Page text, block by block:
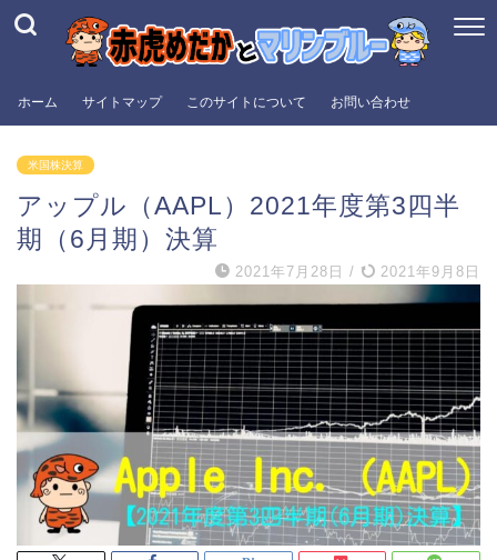
ホーム サイトマップ このサイトについて お問い合わせ
米国株決算
アップル（AAPL）2021年度第3四半
期（6月期）決算
2021年7月28日 / 2021年9月8日